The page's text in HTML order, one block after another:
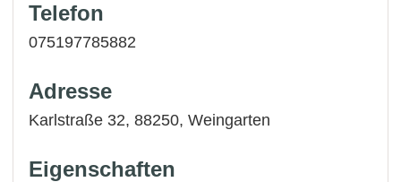
Telefon
075197785882
Adresse
Karlstraße 32, 88250,Weingarten
Eigenschaften